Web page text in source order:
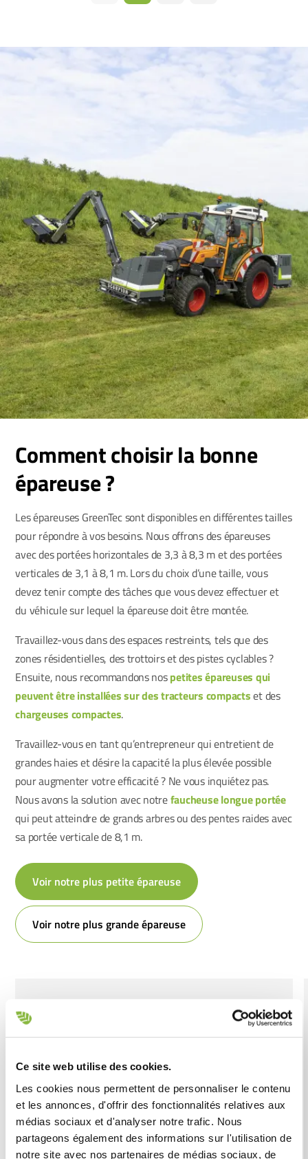
Ce site web utilise des cookies.
Les cookies nous permettent de personnaliser le contenu
et les annonces, d'offrir des fonctionnalités relatives aux
médias sociaux et d'analyser notre trafic. Nous
partageons également des informations sur l'utilisation de
notre site avec nos partenaires de médias sociaux, de
Comment choisir la bonne
épareuse ?
Les épareuses GreenTec sont disponibles en différentes tailles
pour répondre à vos besoins. Nous offrons des épareuses
avec des portées horizontales de 3,3 à 8,3 m et des portées
verticales de 3,1 à 8,1 m. Lors du choix d’une taille, vous
devez tenir compte des tâches que vous devez effectuer et
du véhicule sur lequel la épareuse doit être montée.
Travaillez-vous dans des espaces restreints, tels que des
zones résidentielles, des trottoirs et des pistes cyclables ?
Ensuite, nous recommandons nospetites épareuses qui
peuvent être installées sur des tracteurs compactset des
chargeuses compactes.
Travaillez-vous en tant qu’entrepreneur qui entretient de
grandes haies et désire la capacité la plus élevée possible
pour augmenter votre efficacité ? Ne vous inquiétez pas.
Nous avons la solution avec notrefaucheuse longue portée
qui peut atteindre de grands arbres ou des pentes raides avec
sa portée verticale de 8,1 m.
Voir notre plus petite épareuse
Voir notre plus grande épareuse